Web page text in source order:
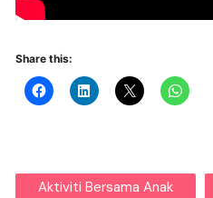
Share this:
Aktiviti Bersama Anak